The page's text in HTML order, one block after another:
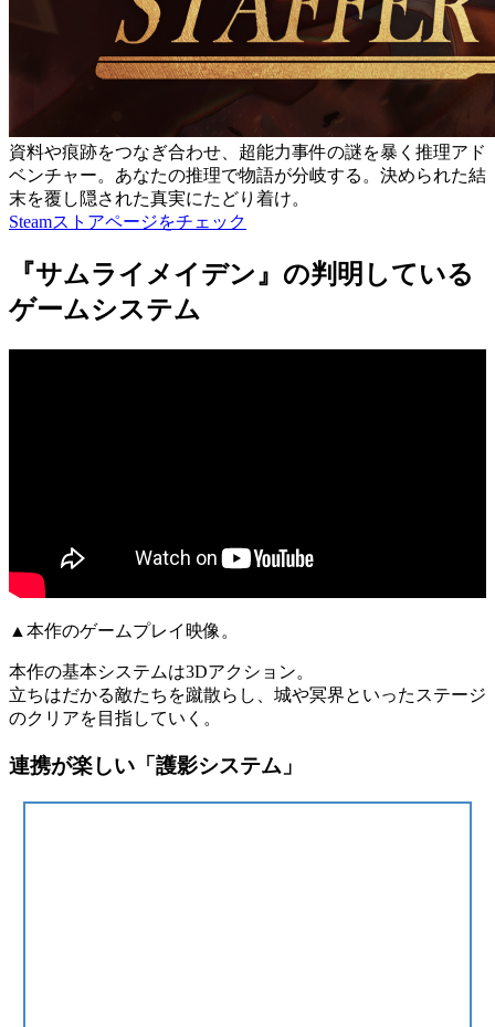
資料や痕跡をつなぎ合わせ、超能力事件の謎を暴く推理アド
ベンチャー。あなたの推理で物語が分岐する。決められた結
末を覆し隠された真実にたどり着け。
Steamストアページをチェック
『サムライメイデン』の判明している
ゲームシステム
▲本作のゲームプレイ映像。
本作の基本システムは3Dアクション。
立ちはだかる敵たちを蹴散らし、城や冥界といったステージ
のクリアを目指していく。
連携が楽しい「護影システム」